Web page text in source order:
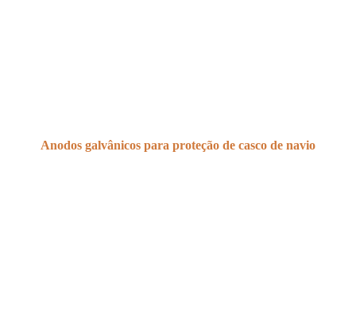
Anodos galvânicos para proteção de casco de navio